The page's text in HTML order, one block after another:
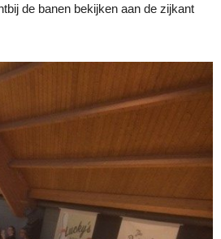
de banen bekijken aan de zijkant